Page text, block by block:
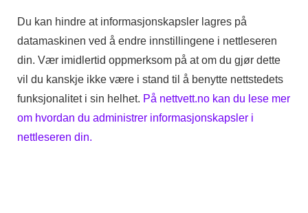
Du kan hindre at informasjonskapsler lagres på
datamaskinen ved å endre innstillingene i nettleseren
din. Vær imidlertid oppmerksom på at om du gjør dette
vil du kanskje ikke være i stand til å benytte nettstedets
funksjonalitet i sin helhet. På nettvett.no kan du lese mer
om hvordan du administrer informasjonskapsler i
nettleseren din.